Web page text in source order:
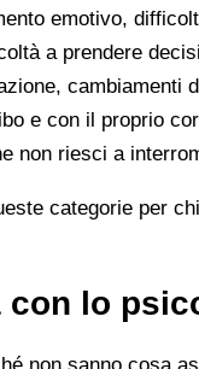
emotivo,
a prendere
cambiamenti
e con il proprio
non riesci a
categorie per
con lo